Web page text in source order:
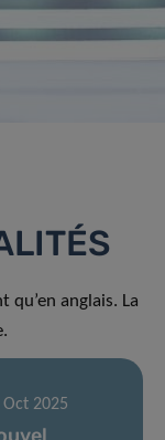
anglais. La
Oct 2025